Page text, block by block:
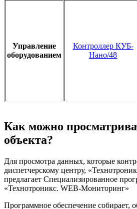
Управление
оборудованием
Контроллер КУБ-
Нано/48
Как можно
объекта?
Для просмотра данных, которые
диспетчерскому центру,
предлагает Специализированное
«Технотроникс. WEB-Мониторинг»
Программное обеспечение собирает,